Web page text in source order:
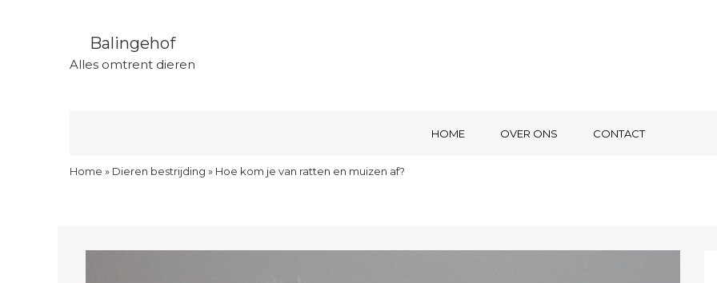
Balingehof
Alles omtrent dieren
HOME OVER ONS CONTACT
Home » Dieren bestrijding » Hoe kom je van ratten en muizen af?